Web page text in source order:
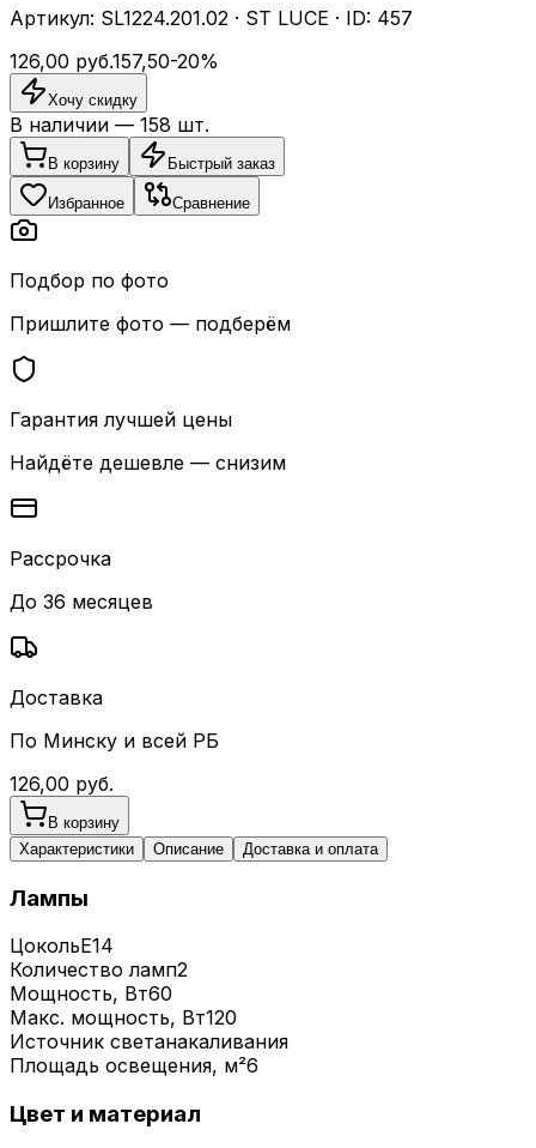
Артикул: SL1224.201.02 · ST LUCE · ID: 457
126,00 руб.157,50-20%
Хочу скидку
В наличии — 158 шт.
В корзину Быстрый заказ
Избранное Сравнение
Подбор по фото
Пришлите фото — подберём
Гарантия лучшей цены
Найдёте дешевле — снизим
Рассрочка
До 36 месяцев
Доставка
По Минску и всей РБ
126,00 руб.
В корзину
Характеристики
Описание Доставка и оплата
Лампы
ЦокольE14
Количество ламп2
Мощность, Вт60
Макс. мощность, Вт120
Источник светанакаливания
Площадь освещения, м²6
Цвет и материал